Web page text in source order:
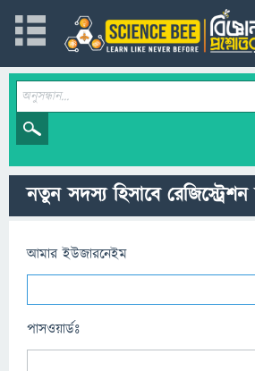
নতুন সদস্য হিসাবে
আমার ইউজারনেইম
পাসওয়ার্ডঃ